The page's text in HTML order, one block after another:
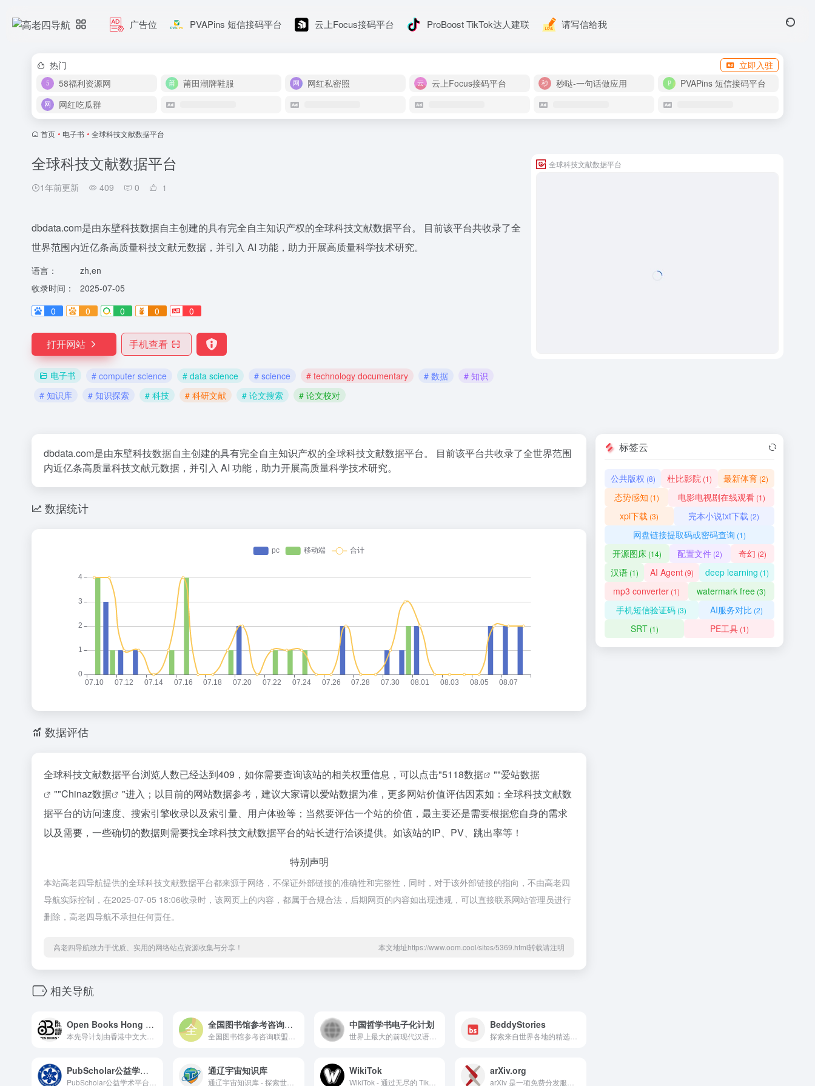
广告位 PVAPins 短信接码平台 云上Focus接码平台 ProBoost TikTok达人建联 请写信给我
热门
立即入驻
58福利资源网
莆田潮牌鞋服 网红私密照 云上Focus接码平台 秒哒-一句话做应用
PVAPins 短信接码平台
网红吃瓜群
首页 • 电子书 • 全球科技文献数据平台
全球科技文献数据平台
1年前更新 409 0 1
dbdata.com是由东壁科技数据自主创建的具有完全自主知识产权的全球科技文献数据平台。 目前该平台共收录了全
世界范围内近亿条高质量科技文献元数据，并引入 AI 功能，助力开展高质量科学技术研究。
语言：
zh,en
收录时间：
2025-07-05
0
0 0 0 0
打开网站 手机查看
电子书 # computer science # data science # science # technology documentary # 数据
# 知识
# 知识库
# 知识探索 # 科技 # 科研文献 # 论文搜索 # 论文校对
全球科技文献数据平台
dbdata.com是由东壁科技数据自主创建的具有完全自主知识产权的全球科技文献数据平台。 目前该平台共收录了全世界范围
内近亿条高质量科技文献元数据，并引入 AI 功能，助力开展高质量科学技术研究。
数据统计
数据评估
全球科技文献数据平台浏览人数已经达到409，如你需要查询该站的相关权重信息，可以点击"5118数据 ""爱站数据
""Chinaz数据
"进入；以目前的网站数据参考，建议大家请以爱站数据为准，更多网站价值评估因素如：全球科技文献数
据平台的访问速度、搜索引擎收录以及索引量、用户体验等；当然要评估一个站的价值，最主要还是需要根据您自身的需求
以及需要，一些确切的数据则需要找全球科技文献数据平台的站长进行洽谈提供。如该站的IP、PV、跳出率等！
特别声明
本站高老四导航提供的全球科技文献数据平台都来源于网络，不保证外部链接的准确性和完整性，同时，对于该外部链接的指向，不由高老四
导航实际控制，在2025-07-05 18:06收录时，该网页上的内容，都属于合规合法，后期网页的内容如出现违规，可以直接联系网站管理员进行
删除，高老四导航不承担任何责任。
高老四导航致力于优质、实用的网络站点资源收集与分享！ 本文地址https://www.oom.cool/sites/5369.html转载请注明
相关导航
Open Books Hong Kong 全国图书馆参考咨询联盟 中国哲学书电子化计划
世界上最大的前现代汉语数字图书馆：一个向全世界读者和研究人员开放的前现代汉语文本数字图书馆。该网站试图利用数字媒介来探索与这些文本互动的新方式，而这是印刷文本所无法实现的。
BeddyStories
PubScholar公益学术平台 通辽宇宙知识库
通辽宇宙知识库 - 探索世界上那些奇葩小国、硬核狠人与二次元谐音梗的互动知识平台
WikiTok arXiv.org
标签云
公共版权 (8) 杜比影院 (1) 最新体育 (2)
态势感知 (1) 电影电视剧在线观看(1)
xpi下载 (3) 完本小说txt下载 (2)
网盘链接提取码或密码查询 (1)
开源图床 (14) 配置文件 (2) 奇幻 (2)
汉语(1) AI Agent(9) deep learning (1)
mp3 converter (1) watermark free (3)
手机短信验证码 (3) AI服务对比 (2)
SRT(1) PE工具(1)